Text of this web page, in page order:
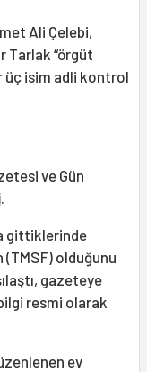
Ali Çelebi,
Tarlak “örgüt
üç isim adli kontrol
ve Gün
.
gittiklerinde
olduğunu
gazeteye
resmi olarak
ev